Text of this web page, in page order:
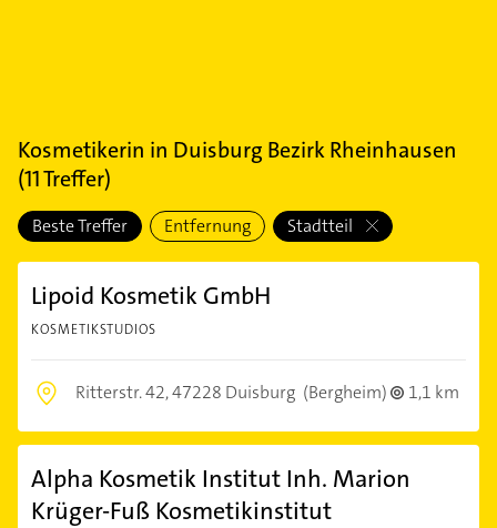
Kosmetikerin in Duisburg Bezirk Rheinhausen
(11Treffer)
Beste Treffer Entfernung Stadtteil
Lipoid Kosmetik GmbH
KOSMETIKSTUDIOS
Ritterstr. 42,47228 Duisburg (Bergheim) 1,1 km
Alpha Kosmetik Institut Inh. Marion
Krüger-Fuß Kosmetikinstitut